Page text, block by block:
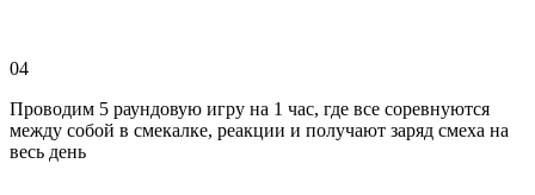
04
Проводим 5 раундовую игру на 1 час, где все соревнуются
между собой в смекалке, реакции и получают заряд смеха на
весь день